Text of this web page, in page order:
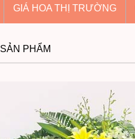
GIÁ HOA THỊ TRƯỜNG
SẢN PHẨM